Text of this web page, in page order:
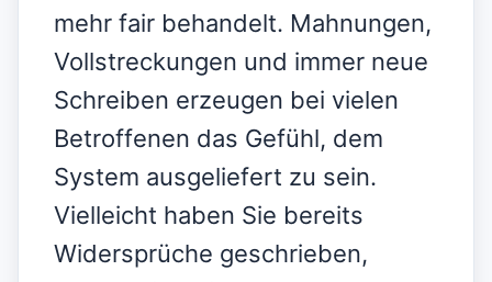
mehr fair behandelt. Mahnungen,
Vollstreckungen und immer neue
Schreiben erzeugen bei vielen
Betroffenen das Gefühl, dem
System ausgeliefert zu sein.
Vielleicht haben Sie bereits
Widersprüche geschrieben,